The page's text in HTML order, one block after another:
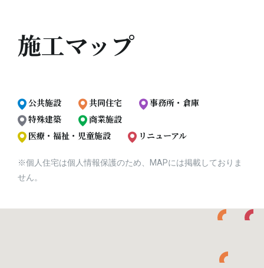
施工マップ
公共施設 共同住宅
事務所・倉庫
特殊建築
商業施設
医療・福祉・児童施設
リニューアル
※個人住宅は個人情報保護のため、MAPには掲載しておりま
せん。